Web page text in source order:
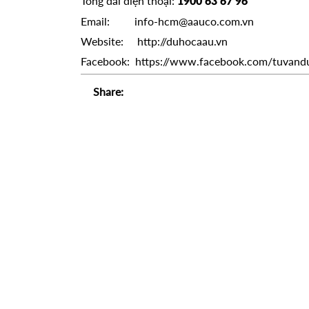
Email: info-hcm@aauco.com.vn
Website: http://duhocaau.vn
Facebook: https://www.facebook.com/
Share: